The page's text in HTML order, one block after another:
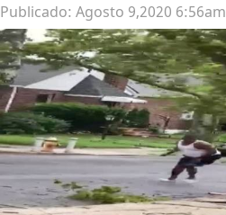
Publicado: Agosto 9,2020 6:56am